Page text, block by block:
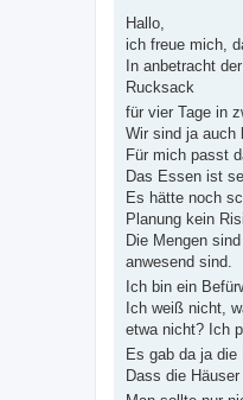
i
r
a
Hallo,
ich freue mich,
In anbetracht
Rucksack
für vier Tage in
Wir sind ja auch
Für mich passt
Das Essen ist
Es hätte noch
Planung kein
Die Mengen
anwesend sind.
Ich bin ein
Ich weiß nicht,
etwa nicht? Ich
Es gab da ja
Dass die